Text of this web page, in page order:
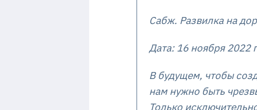
Сабж. Развилка на
Дата: 16 ноября 2022
В будущем, чтобы
нам нужно быть
Только